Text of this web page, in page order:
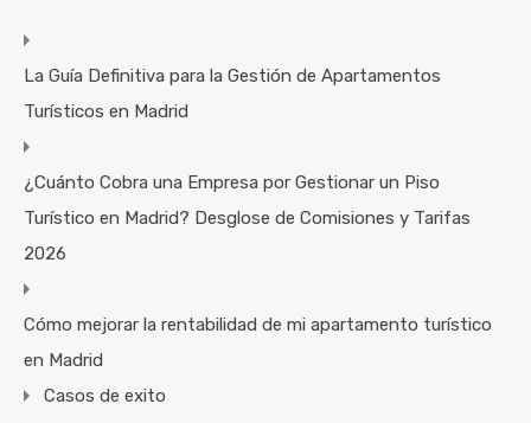
La Guía Definitiva para la Gestión de Apartamentos
Turísticos en Madrid
¿Cuánto Cobra una Empresa por Gestionar un Piso
Turístico en Madrid? Desglose de Comisiones y Tarifas
2026
Cómo mejorar la rentabilidad de mi apartamento turístico
en Madrid
Casos de exito